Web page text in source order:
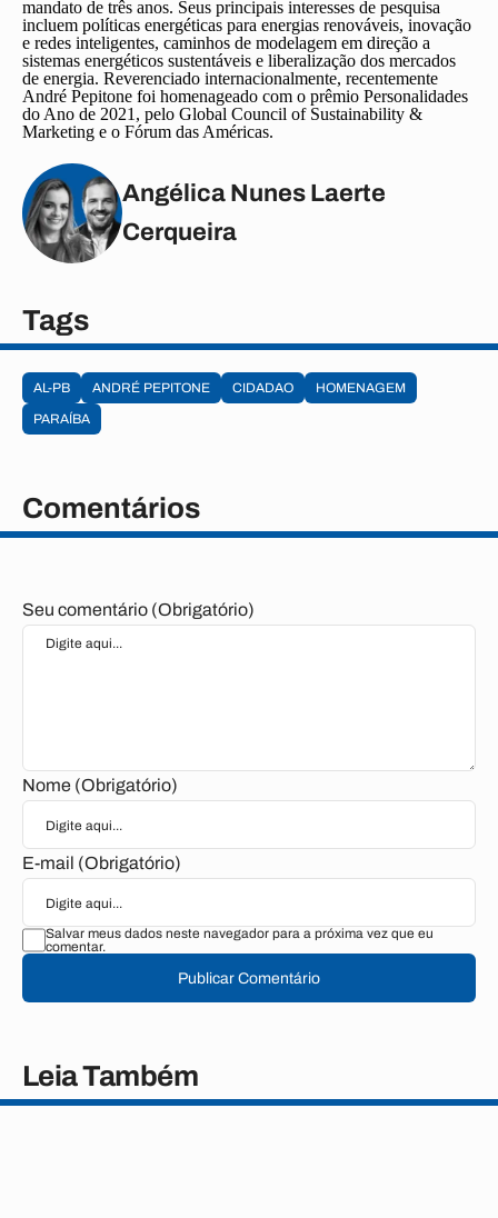
mandato de três anos. Seus principais interesses de pesquisa
incluem políticas energéticas para energias renováveis, inovação
e redes inteligentes, caminhos de modelagem em direção a
sistemas energéticos sustentáveis e liberalização dos mercados
de energia. Reverenciado internacionalmente, recentemente
André Pepitone foi homenageado com o prêmio Personalidades
do Ano de 2021, pelo Global Council of Sustainability &
Marketing e o Fórum das Américas.
Angélica Nunes Laerte
Cerqueira
Tags
AL-PB ANDRÉ PEPITONE CIDADAO
HOMENAGEM
PARAÍBA
Comentários
Seu comentário (Obrigatório)
Nome (Obrigatório)
E-mail (Obrigatório)
Salvar meus dados neste navegador para a próxima vez que eu
comentar.
Publicar Comentário
Leia Também